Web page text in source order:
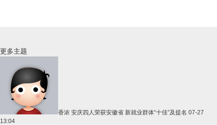
更多主题
香浓 安庆四人荣获安徽省 新就业群体“十佳”及提名 07-27
13:04